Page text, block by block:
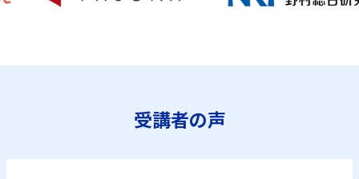
受講者の声